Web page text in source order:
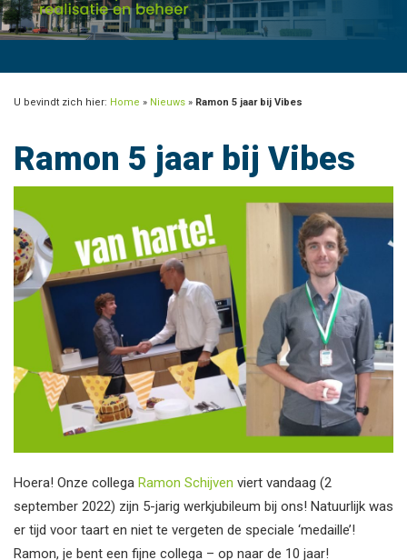
U bevindt zich hier: Home » Nieuws » Ramon 5 jaar bij Vibes
Ramon 5 jaar bij Vibes
Hoera! Onze collega Ramon Schijven viert vandaag (2
september 2022) zijn 5-jarig werkjubileum bij ons! Natuurlijk was
er tijd voor taart en niet te vergeten de speciale ‘medaille’!
Ramon, je bent een fijne collega – op naar de 10 jaar!